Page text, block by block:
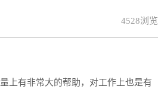
这边把免费试听课分享给大家：4528浏览
上有非常大的帮助，对工作上也是有